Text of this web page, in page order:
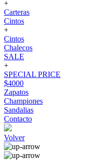
+
Carteras
Cintos
+
Cintos
Chalecos
SALE
+
SPECIAL PRICE
$4000
Zapatos
Championes
Sandalias
Contacto
Volver